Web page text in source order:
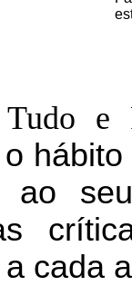
e
ao
cada